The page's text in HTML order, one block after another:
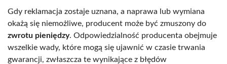
Gdy reklamacja zostaje uznana, a naprawa lub wymiana
okażą się niemożliwe, producent może być zmuszony do
zwrotu pieniędzy. Odpowiedzialność producenta obejmuje
wszelkie wady, które mogą się ujawnić w czasie trwania
gwarancji, zwłaszcza te wynikające z błędów